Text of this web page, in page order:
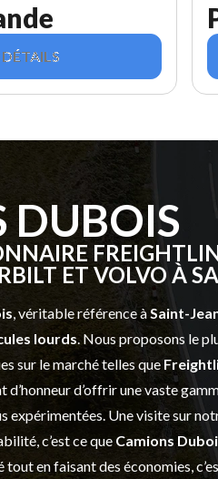
DUBOIS
ET VOLVO À
, véritable référence àSaint-
lourds. Nous proposons le
sur le marché telles que
d’honneur d’offrir une vaste
expérimentées. Une visite sur
c’est ce que Camions
tout en faisant des économies,